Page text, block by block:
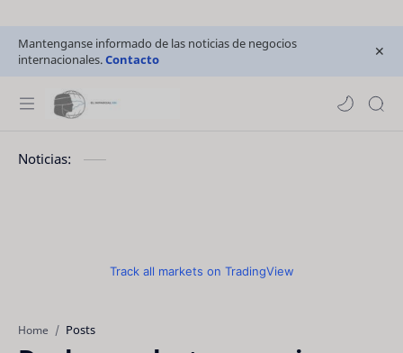
Mantenganse informado de las noticias de negocios
internacionales.Contacto
Noticias:
Track all markets on TradingView
Home Posts